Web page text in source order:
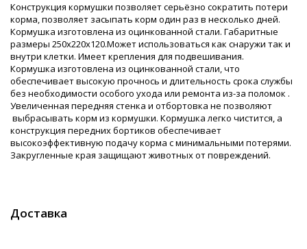
Конструкция кормушки позволяет серьёзно сократить потери
корма, позволяет засыпать корм один раз в несколько дней.
Кормушка изготовлена из оцинкованной стали. Габаритные
размеры 250х220х120.Может использоваться как снаружи так и
внутри клетки. Имеет крепления для подвешивания.
Кормушка изготовлена из оцинкованной стали, что
обеспечивает высокую прочнось и длительность срока службы
без необходимости особого ухода или ремонта из-за поломок .
Увеличенная передняя стенка и отбортовка не позволяют
выбрасывать корм из кормушки. Кормушка легко чистится, а
конструкция передних бортиков обеспечивает
высокоэффективную подачу корма с минимальными потерями.
Закругленные края защищают животных от повреждений.
Доставка